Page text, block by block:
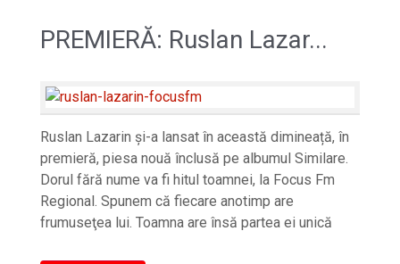
PREMIERĂ: Ruslan Lazar...
Ruslan Lazarin și-a lansat în această dimineață, în
premieră, piesa nouă înclusă pe albumul Similare.
Dorul fără nume va fi hitul toamnei, la Focus Fm
Regional. Spunem că fiecare anotimp are
frumuseţea lui. Toamna are însă partea ei unică